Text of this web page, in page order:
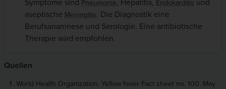
Symptome sind Pneumonie, Hepatitis, Endokarditis und
aseptische Meningitis. Die Diagnostik eine
Berufsanamnese und Serologie. Eine antibiotische
Therapie wird empfohlen.
Quellen
World Health Organization. Yellow fever Fact sheet no. 100. May